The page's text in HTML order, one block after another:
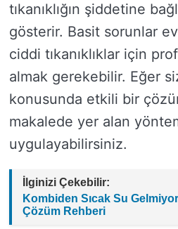
tıkanıklığın şiddetine
gösterir. Basit sorunlar
ciddi tıkanıklıklar için
almak gerekebilir. Eğer
konusunda etkili bir
makalede yer alan
uygulayabilirsiniz.
İlginizi Çekebilir:
Kombiden Sıcak Su
Çözüm Rehberi